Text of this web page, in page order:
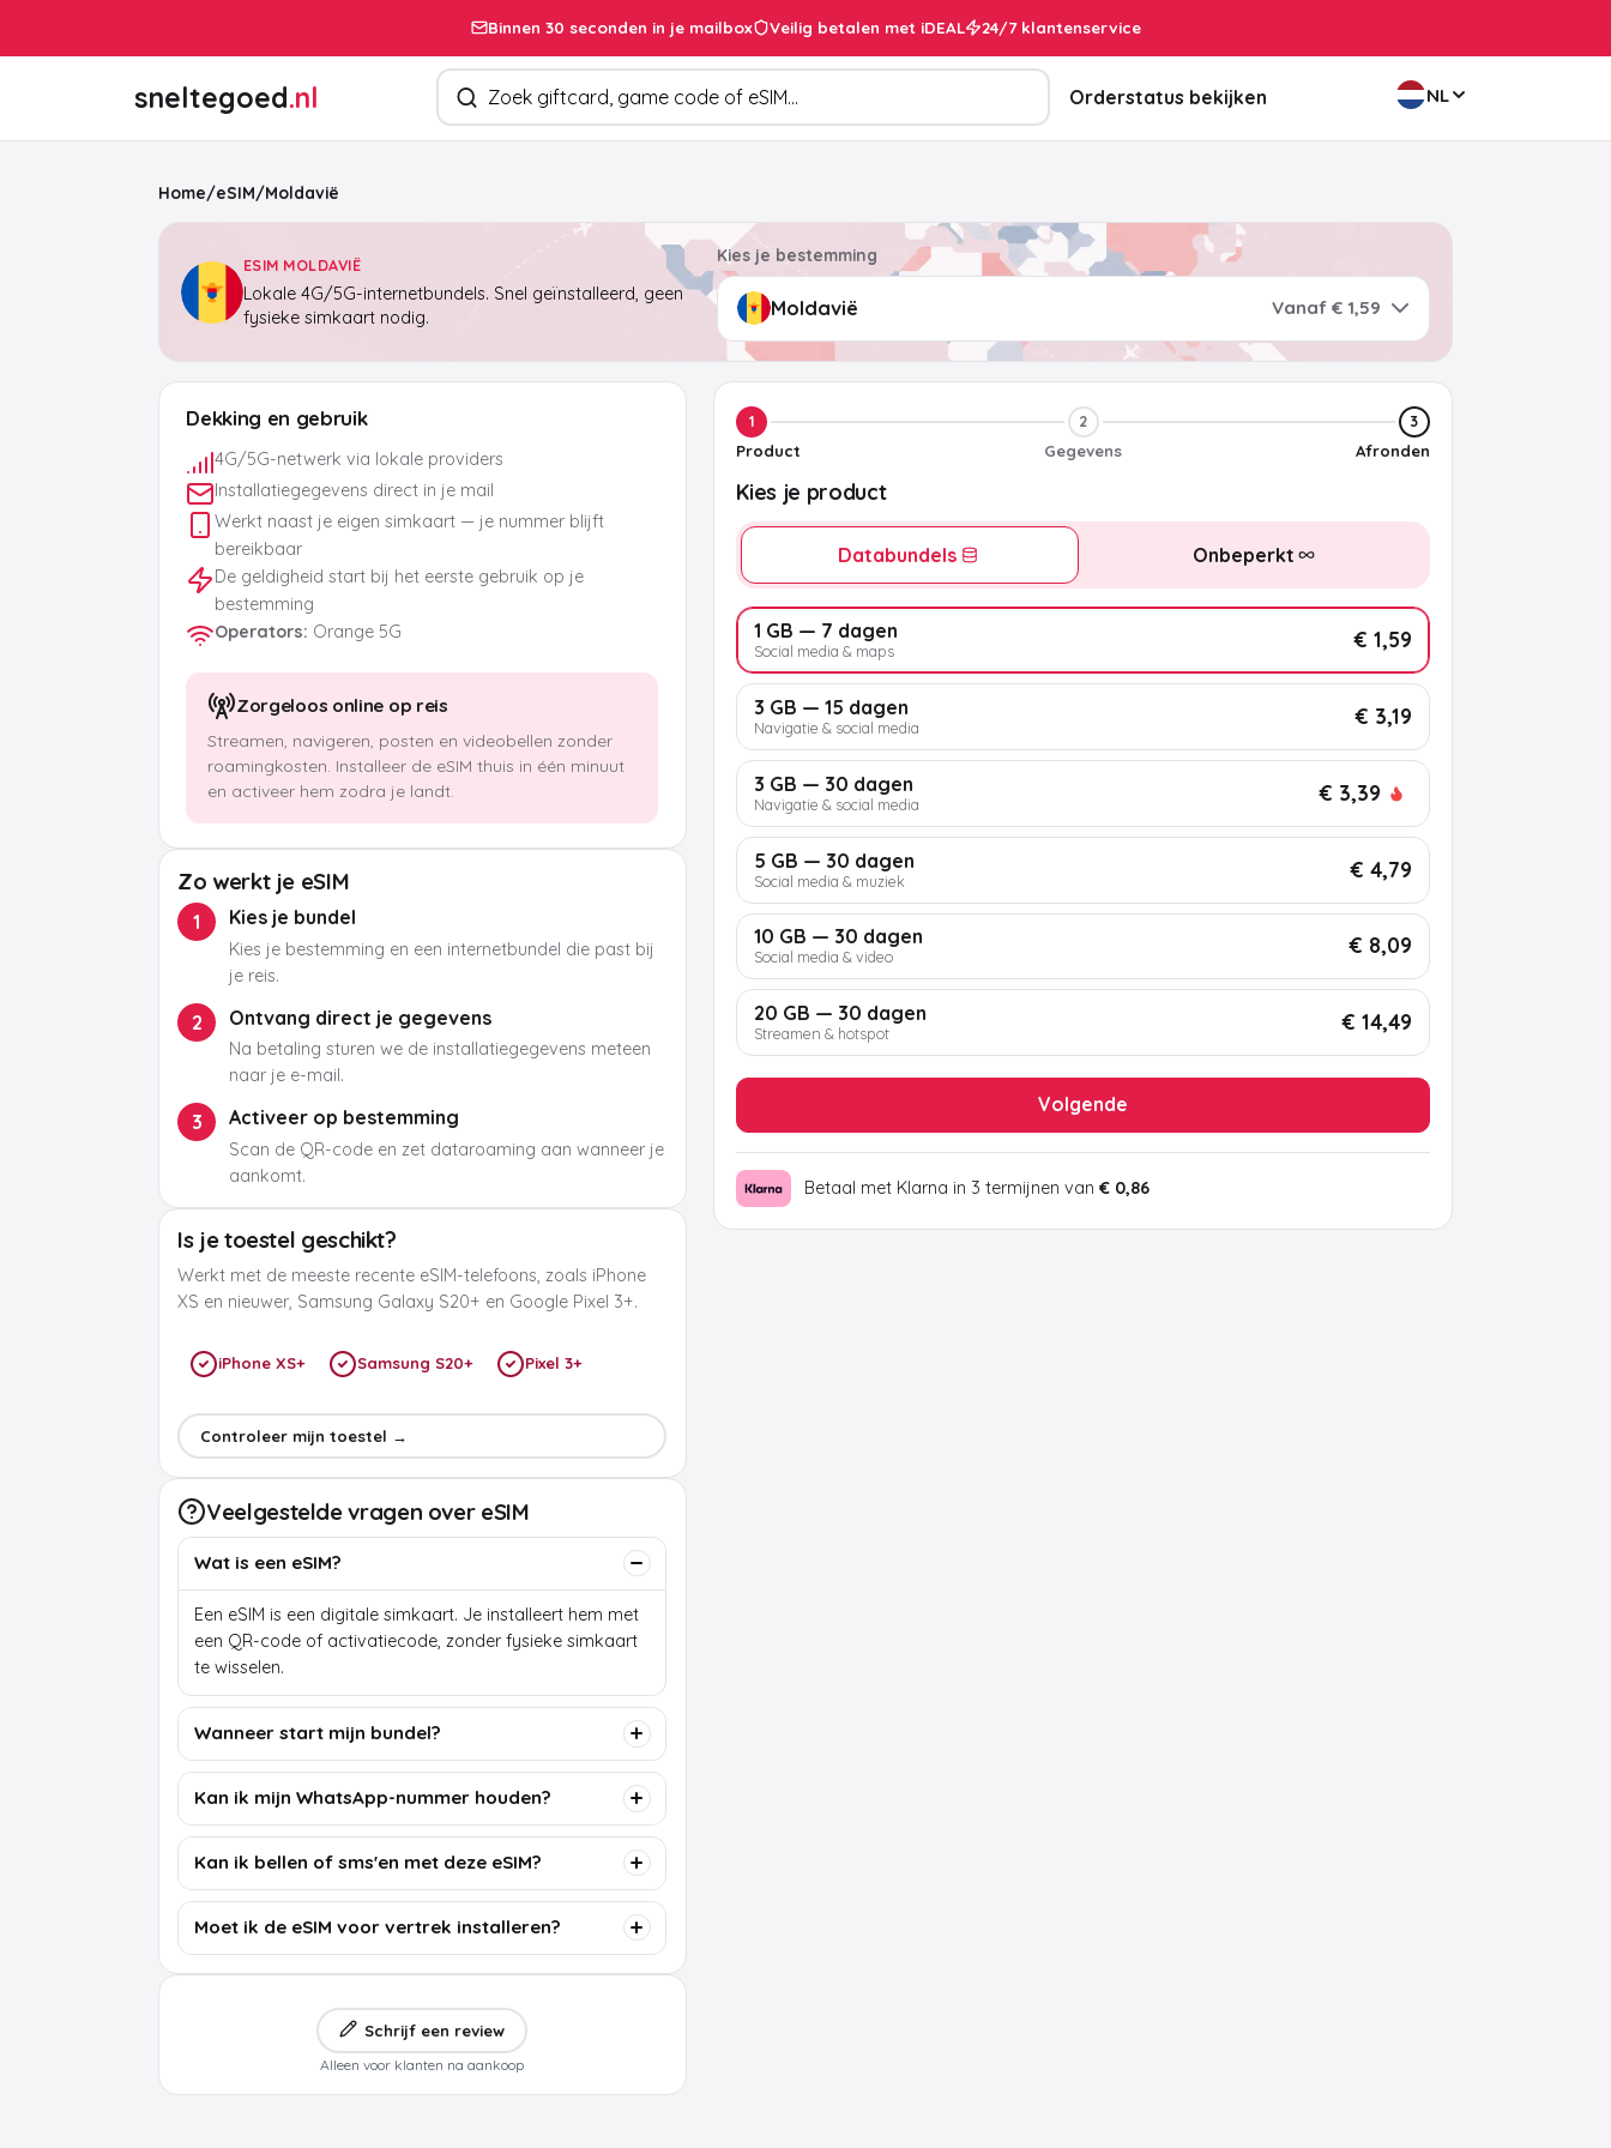
Binnen 30 seconden in je mailbox Veilig betalen met iDEAL 24/7 klantenservice
sneltegoed.nl Zoek producten
Orderstatus bekijken NL
Home/eSIM/Moldavië
ESIM MOLDAVIË
Lokale 4G/5G-internetbundels. Snel geïnstalleerd, geen
fysieke simkaart nodig.
Kies je bestemming
Vanaf € 1,59
Dekking en gebruik
4G/5G-netwerk via lokale providers
Installatiegegevens direct in je mail
Werkt naast je eigen simkaart — je nummer blijft
bereikbaar
De geldigheid start bij het eerste gebruik op je
bestemming
Operators: Orange 5G
Zorgeloos online op reis
Streamen, navigeren, posten en videobellen zonder
roamingkosten. Installeer de eSIM thuis in één minuut
en activeer hem zodra je landt.
Zo werkt je eSIM
1 Kies je bundel
Kies je bestemming en een internetbundel die past bij
je reis.
2 Ontvang direct je gegevens
Na betaling sturen we de installatiegegevens meteen
naar je e-mail.
3 Activeer op bestemming
Scan de QR-code en zet dataroaming aan wanneer je
aankomt.
Is je toestel geschikt?
Werkt met de meeste recente eSIM-telefoons, zoals iPhone
XS en nieuwer, Samsung Galaxy S20+ en Google Pixel 3+.
iPhone XS+ Samsung S20+ Pixel 3+
Controleer mijn toestel →
Veelgestelde vragen over eSIM
Wat is een eSIM?
Een eSIM is een digitale simkaart. Je installeert hem met
een QR-code of activatiecode, zonder fysieke simkaart
te wisselen.
Wanneer start mijn bundel?
Kan ik mijn WhatsApp-nummer houden?
Kan ik bellen of sms'en met deze eSIM?
Moet ik de eSIM voor vertrek installeren?
Schrijf een review
Alleen voor klanten na aankoop
1
Product
2
Gegevens
3
Afronden
Kies je product
Databundels Onbeperkt
1 GB — 7 dagen
Social media & maps € 1,59
3 GB — 15 dagen
Navigatie & social media € 3,19
3 GB — 30 dagen
Navigatie & social media € 3,39
5 GB — 30 dagen
Social media & muziek € 4,79
10 GB — 30 dagen
Social media & video € 8,09
20 GB — 30 dagen
Streamen & hotspot € 14,49
Volgende
Betaal met Klarna in 3 termijnen van € 0,86